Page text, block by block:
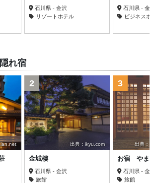
石川県 - 金沢
リゾートホテル
石川県 - 金
ビジネスホ
れ宿
出典：ikyu.com
2
金城樓
石川県 - 金沢
旅館
出典：
3
お宿 やま
石川県 - 金
旅館